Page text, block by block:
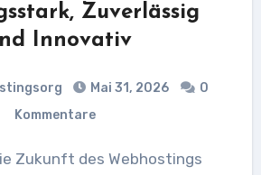
Zuverlässig
Innovativ
Mai 31, 2026
0
Kommentare